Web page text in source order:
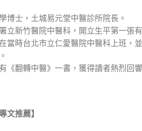
博士，土城易元堂中醫診所院長。
立新竹醫院中醫科，開立生平第一張
在當時台北市立仁愛醫院中醫科上班，
《翻轉中醫》一書，獲得讀者熱烈回響
專文推薦】